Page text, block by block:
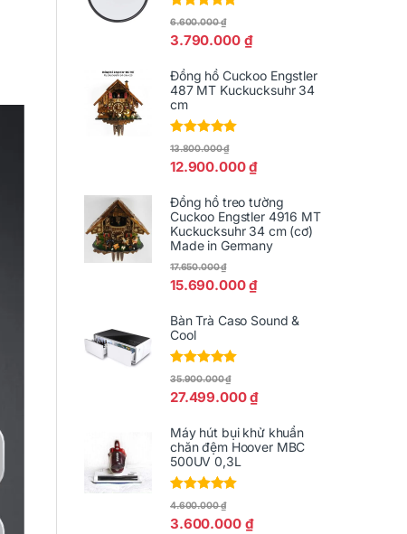
Được xếp
5
sao
3.790.000 ₫
6.600.000₫
Đồng hồ Cuckoo Engstler
487 MT Kuckucksuhr 34
cm
Được xếp
5
sao
12.900.000₫
13.800.000₫
Đồng hồ treo tường
Cuckoo Engstler 4916 MT
Kuckucksuhr 34 cm (cơ)
Made in Germany
15.690.000₫
17.650.000₫
Bàn Trà Caso Sound &
Cool
Được xếp
5
sao
27.499.000₫
35.900.000₫
Máy hút bụi khử khuẩn
chăn đệm Hoover MBC
500UV 0,3L
Được xếp
5
sao
3.600.000 ₫
4.600.000₫